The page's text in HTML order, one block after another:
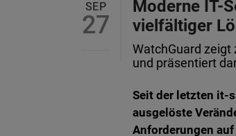
SEP
27
Moderne IT-
vielfältiger
WatchGuard
und präsentiert
Seit der letzten it-
ausgelöste
Anforderungen